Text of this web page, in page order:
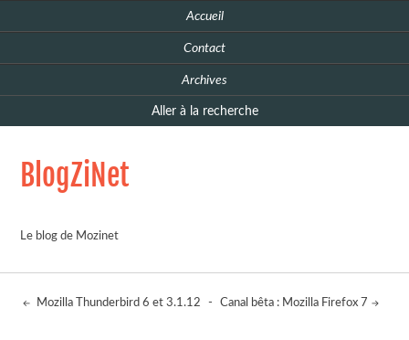
Accueil
Contact
Archives
Aller à la recherche
BlogZiNet
Le blog de Mozinet
Mozilla Thunderbird 6 et 3.1.12 - Canal bêta : Mozilla Firefox 7